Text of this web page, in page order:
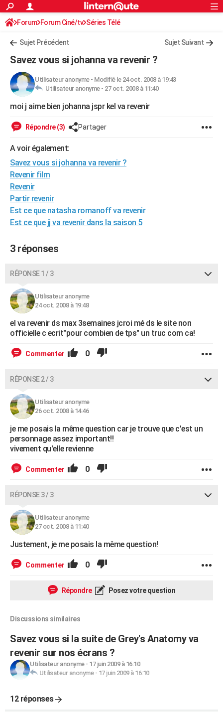
ACTUALITÉS
Politique
Société
Faits Divers
Education
Monde
Villes
+
FINANCE
Retraite
Impôts
Epargne
Immobilier
Risques naturels par ville
Banque
Assurance
Crédit
AUTO
Essais
Réserver un essai
Citadines
Berlines
SUV
Forum auto
+HIGH-TECH
Mobiles
Meilleur smartphone
Internet
Ordinateurs
Jeux vidéo
Guide high-tech
BRICOLAGE
Forum
Aménagement intérieur
Extérieur
Cuisine
Salle de bains
Jardinage
Rangement
WEEK-END
Guides de France
Escapades
Patrimoine
Expositions
Musées
Week-end nature
+LIFESTYLE
Art de vivre
Bien-être
Loisirs
Mode
Modes de vie
SANTE
Alimentation
Guide de la santé
Maladies
Médicaments
Sommeil
VOYAGE
GUIDES D'ACHAT
BONS PLANS
CARTE DE VOEUX
Carte de Noël
Carte Bonne année
Carte Saint-Valentin
Carte Pâques
Carte d'anniversaire
DICTIONNAIRE
Dictionnaire
Biographies
Citations
Expressions
Proverbes
PROGRAMME TV
COPAINS D'AVANT
S'inscrire
Se connecter
Lycées
Collèges
Primaires
Universités
Entreprises
Service militaire
Avis de recherche
AVIS DE DÉCÈS
FORUM
Bricolage
Lifestyle
Culture
Sport
Auto
Television
Voyage
Cinema
S'inscrire
Connexion
Forum Forum Ciné/tv Séries Télé
Sujet Précédent Sujet Suivant
Savez vous si johanna va revenir ?
Utilisateur anonyme- Modifié le 24 oct. 2008 à 19:43
Utilisateur anonyme - 27 oct. 2008 à 11:40
moi j aime bien johanna jspr kel va revenir
Répondre (3) Partager
A voir également:
Savez vous si johanna va revenir ?
Revenir film
Revenir
Partir revenir
Est ce que natasha romanoff va revenir
Est ce que jj va revenir dans la saison 5
3 réponses
RÉPONSE 1 / 3
Utilisateur anonyme
24 oct. 2008 à 19:48
el va revenir ds max 3semaines jcroi mé ds le site non
officielle c ecrit"pour combien de tps" un truc com ca!
Commenter 0
RÉPONSE 2 / 3
Utilisateur anonyme
26 oct. 2008 à 14:46
je me posais la même question car je trouve que c'est un
personnage assez important!!
vivement qu'elle revienne
Commenter 0
RÉPONSE 3 / 3
Utilisateur anonyme
27 oct. 2008 à 11:40
Justement, je me posais la même question!
Commenter 0
Répondre Posez votre question
Discussions similaires
Savez vous si la suite de Grey's Anatomy va
revenir sur nos écrans ?
Utilisateur anonyme- 17 juin 2009 à 16:10
Utilisateur anonyme- 17 juin 2009 à 16:10
12 réponses